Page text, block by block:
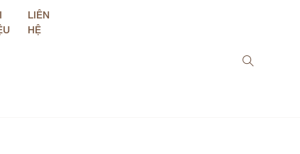
LIÊN
HỆ